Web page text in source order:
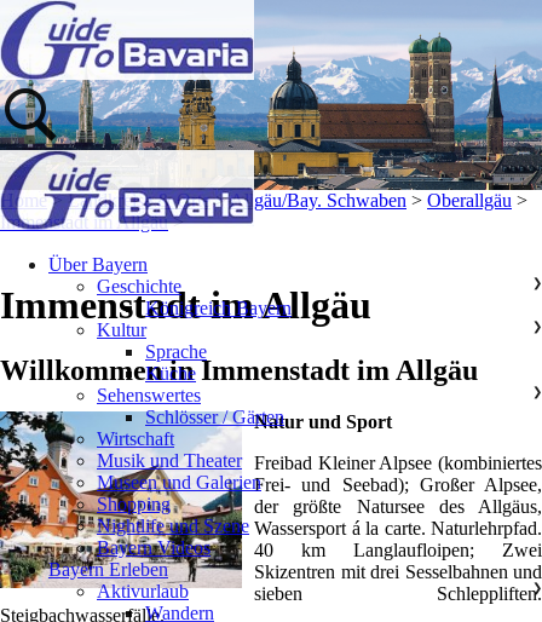
Home>Landkreise & Orte>Allgäu/Bay. Schwaben > Oberallgäu >
Immenstadt im Allgäu>
Immenstadt im Allgäu
Willkommen in Immenstadt im Allgäu
Natur und Sport
Freibad Kleiner Alpsee (kombiniertes
Frei- und Seebad); Großer Alpsee,
der größte Natursee des Allgäus,
Wassersport á la carte. Naturlehrpfad.
40 km Langlaufloipen; Zwei
Skizentren mit drei Sesselbahnen und
sieben Schleppliften.
Steigbachwasserfälle.
Über Bayern
Geschichte
❯
Königreich Bayern
Kultur
❯
Sprache
Küche
Sehenswertes
❯
Schlösser / Gärten
Wirtschaft
Musik und Theater
Museen und Galerien
Shopping
Nightlife und Szene
Bayern Videos
Bayern Erleben
Aktivurlaub
❯
Wandern